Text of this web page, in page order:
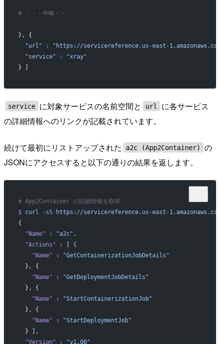
# ・・・中略・・・
}, {
  "url"
:
"https://servicereference.us-east-
  "service"
:
"xray"
} ]
service に対象サービスの名前空間と url
に各サービス
の詳細情報へのリンクが記載されています。
続けて最初にリストアップされた a2c (App2Container)
の
JSONにアクセスすると以下の通りの結果を返します。
# App2Container の詳細情報を取得
$ curl -sS https://servicereference.us-east-
{
  "Name"
:
"a2c",
  "Actions"
: [ {
    "Name"
:
"GetContainerizationJobDetails"
  }, {
    "Name"
:
"GetDeploymentJobDetails"
  }, {
    "Name"
:
"StartContainerizationJob"
  }, {
    "Name"
:
"StartDeploymentJob"
  } ],
  "Version"
: "v1.00"